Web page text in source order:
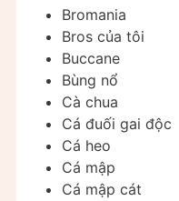
Bromania
Bros của tôi
Buccane
Bùng nổ
Cà chua
Cá đuối gai độc
Cá heo
Cá mập
Cá mập cát